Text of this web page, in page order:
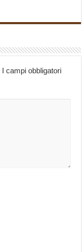
I campi obbligatori